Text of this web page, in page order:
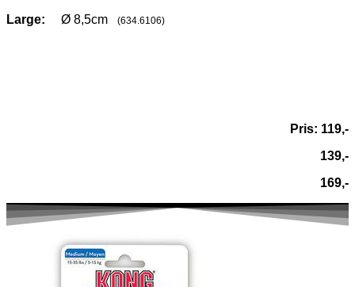
Large: Ø 8,5cm (634.6106)
Pris: 119,-
139,-
169,-